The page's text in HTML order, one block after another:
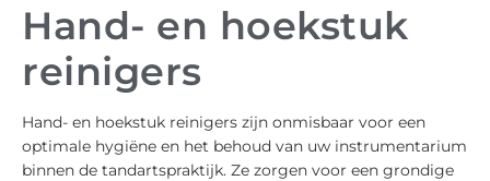
Hand- en hoekstuk
reinigers
Hand- en hoekstuk reinigers zijn onmisbaar voor een
optimale hygiëne en het behoud van uw instrumentarium
binnen de tandartspraktijk. Ze zorgen voor een grondige